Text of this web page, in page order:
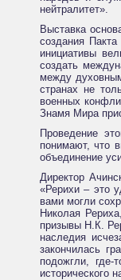
нейтралитет».
Выставка
создания
инициативы
создать
между
странах не
военных
Знамя Мира
Проведение
понимают, что
объединение
Директор
«Рерихи – это
вами могли
Николая
призывы Н.К.
наследия
закончилась
подожгли,
исторического